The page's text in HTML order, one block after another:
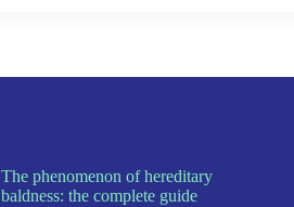
The phenomenon of hereditary
baldness: the complete guide